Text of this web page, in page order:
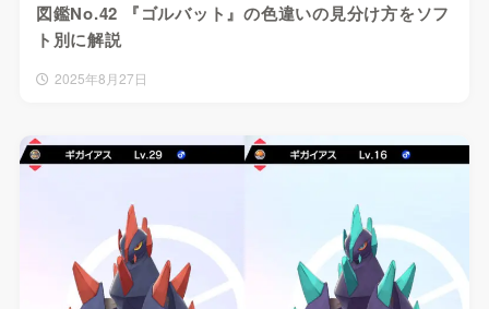
図鑑No.42 『ゴルバット』の色違いの見分け方をソフ
ト別に解説
2025年8月27日